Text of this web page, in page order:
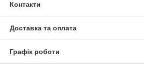
Контакти
Доставка та оплата
Графік роботи